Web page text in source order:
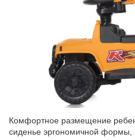
Комфортное размещение
сиденье эргономичной формы,